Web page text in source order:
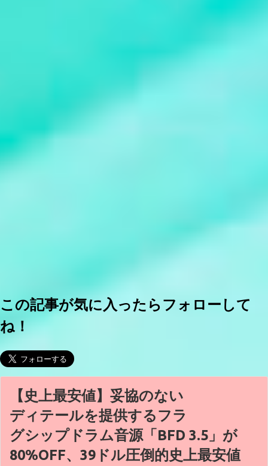
この記事が気に入ったらフォローして
ね！
【史上最安値】妥協のない
ディテールを提供するフラ
グシップドラム音源「BFD 3.5」が
80%OFF、39ドル圧倒的史上最安値